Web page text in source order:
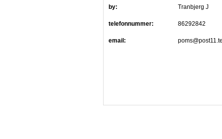
by: Tranbjerg J
telefonnummer: 86292842
email: